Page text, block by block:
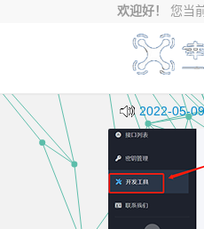
欢迎好！ 您当
2022-07-
2022-05-